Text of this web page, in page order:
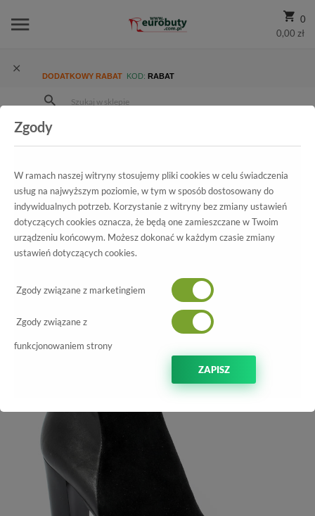
0
0,00 zł
DODATKOWY RABAT KOD: RABAT
Kolekcja damska
Botki Botki Sala 1964/21/8
Wszystkie produkty
Botki Sala
1964/21/8
Zgody
W ramach naszej witryny stosujemy pliki cookies w celu świadczenia
usług na najwyższym poziomie, w tym w sposób dostosowany do
indywidualnych potrzeb. Korzystanie z witryny bez zmiany ustawień
dotyczących cookies oznacza, że będą one zamieszczane w Twoim
urządzeniu końcowym. Możesz dokonać w każdym czasie zmiany
ustawień dotyczących cookies.
Zgody związane z marketingiem
Zgody związane z
funkcjonowaniem strony
ZAPISZ